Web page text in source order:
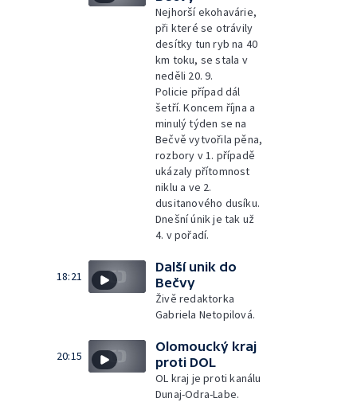
Nejhorší ekohavárie,
při které se otrávily
desítky tun ryb na 40
km toku, se stala v
neděli 20. 9.
Policie případ dál
šetří. Koncem října a
minulý týden se na
Bečvě vytvořila pěna,
rozbory v 1. případě
ukázaly přítomnost
niklu a ve 2.
dusitanového dusíku.
Dnešní únik je tak už
4. v pořadí.
18:21
Další unik do
Bečvy
Živě redaktorka
Gabriela Netopilová.
20:15
Olomoucký kraj
proti DOL
OL kraj je proti kanálu
Dunaj-Odra-Labe.